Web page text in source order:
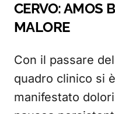
CERVO: AMOS
MALORE
Con il passare
quadro clinico si
manifestato